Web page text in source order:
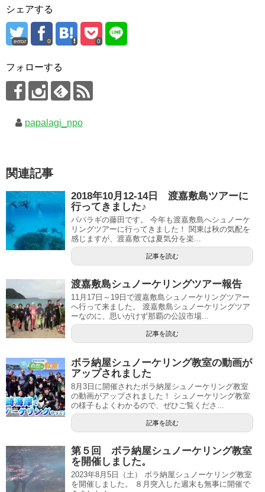
シェアする
error 0 0
フォローする
papalagi_npo
関連記事
2018年10月12-14日 渡嘉敷島ツアーに
行ってきました♪
パパラギの藤田です。 今年も渡嘉敷島へシュノーケ
リングツアーに行ってきました！ 関東は秋の気配を
感じますが、渡嘉敷では夏気分を楽...
記事を読む
渡嘉敷島シュノーケリングツアー報告
11月17日～19日で渡嘉敷島シュノーケリングツアー
へ行って来ました。 渡嘉敷島シュノーケリングツア
ーなのに、思いがけず那覇の公設市場...
記事を読む
ボラ納屋シュノーケリング教室の動画が
アップされました
8月3日に開催されたボラ納屋シュノーケリング教室
の動画がアップされました！ シュノーケリング教室
の様子もよくわかるので、ぜひご覧くださ...
記事を読む
第５回 ボラ納屋シュノーケリング教室
を開催しました。
2023年8月5日（土） ボラ納屋シュノーケリング教室
を開催しました。 ８月突入した週末も無事に開催で